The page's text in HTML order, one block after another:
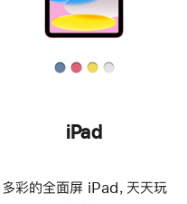
iPad
多彩的全面屏 iPad，天天玩